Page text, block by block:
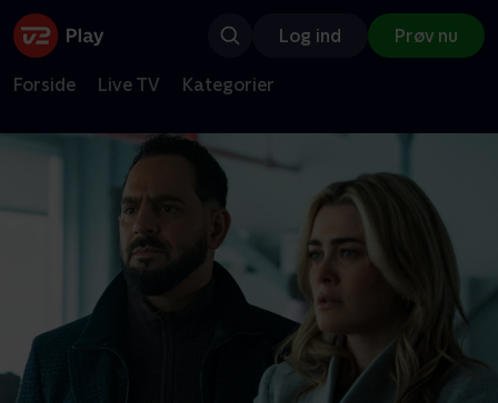
Log ind Prøv nu
Forside Live TV Kategorier